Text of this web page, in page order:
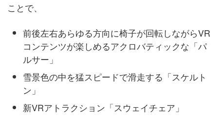
ことで、
前後左右あらゆる方向に椅子が回転しながらVR
コンテンツが楽しめるアクロバティックな「パ
ルサー」
雪景色の中を猛スピードで滑走する「スケルト
ン」
新VRアトラクション「スウェイチェア」